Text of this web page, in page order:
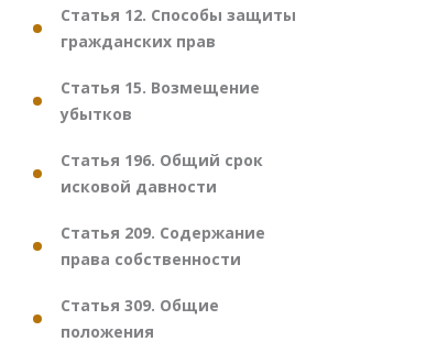
Статья 12. Способы защиты
гражданских прав
Статья 15. Возмещение
убытков
Статья 196. Общий срок
исковой давности
Статья 209. Содержание
права собственности
Статья 309. Общие
положения